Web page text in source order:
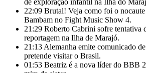
de exploração infantil na Ilha do
22:09 Brutal! Veja como foi o
Bambam no Fight Music Show 4.
21:29 Roberto Cabrini sofre tentativa
reportagem na Ilha de Marajó.
21:13 Alemanha emite comunicado
pretende visitar o Brasil.
01:53 Beatriz é a nova líder do BBB